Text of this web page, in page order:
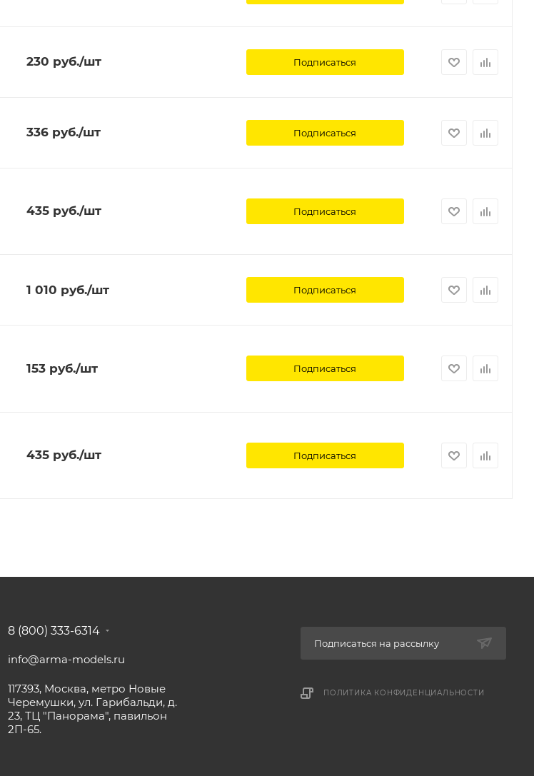
230 руб./шт Подписаться
336руб./шт Подписаться
435руб./шт Подписаться
1 010 руб./шт Подписаться
153руб./шт Подписаться
435руб./шт Подписаться
8 (800) 333-6314
info@arma-models.ru
117393, Москва, метро Новые
Черемушки, ул. Гарибальди, д.
23, ТЦ "Панорама", павильон
2П-65.
Подписаться на рассылку
ПОЛИТИКА КОНФИДЕНЦИАЛЬНОСТИ